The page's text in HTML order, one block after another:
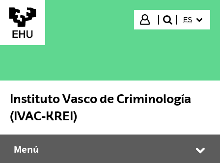
Saltar al contenido principal
Iniciar sesión
buscar"
ES
Instituto Vasco de Criminología
(IVAC-KREI)
Instituto Vasco de Criminología (IVAC-KREI)
Menú